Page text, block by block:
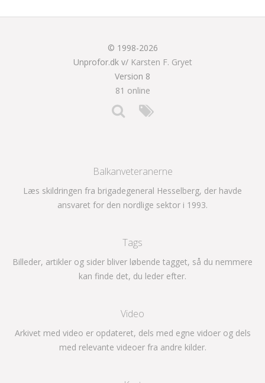
© 1998-2026
Unprofor.dk v/ Karsten F. Gryet
Version 8
81 online
Balkanveteranerne
Læs skildringen fra brigadegeneral Hesselberg, der havde
ansvaret for den nordlige sektor i 1993.
Tags
Billeder, artikler og sider bliver løbende tagget, så du nemmere
kan finde det, du leder efter.
Video
Arkivet med video er opdateret, dels med egne vidoer og dels
med relevante videoer fra andre kilder.